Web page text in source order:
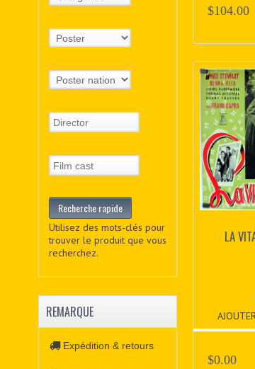
$104.00
LA
$0.00
Utilisez des mots-clés pour
trouver le produit que vous
recherchez.
REMARQUE
Expédition & retours